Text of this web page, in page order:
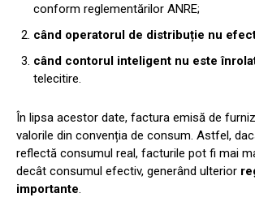
conform reglementărilor ANRE;
când operatorul de distribuție nu
când contorul inteligent nu este
telecitire.
În lipsa acestor date, factura emisă de
valorile din convenția de consum. Astfel,
reflectă consumul real, facturile pot fi mai
decât consumul efectiv, generând ulterior
importante.